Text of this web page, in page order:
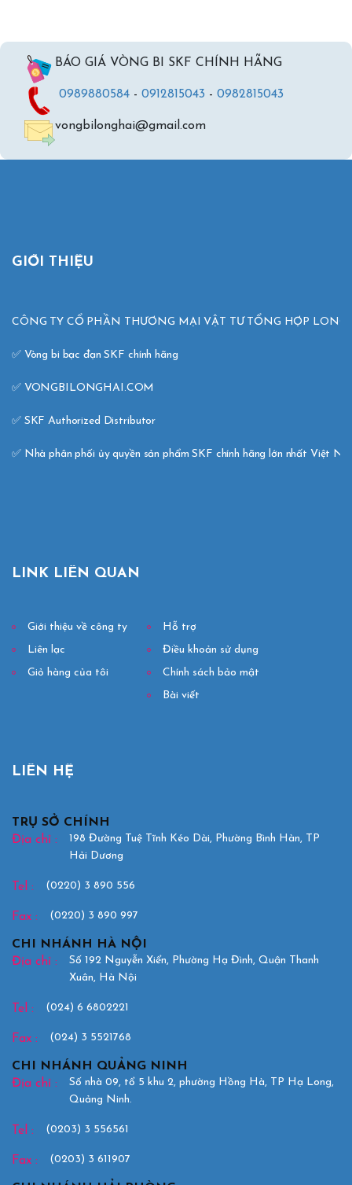
BÁO GIÁ VÒNG BI SKF CHÍNH HÃNG
0989880584 - 0912815043 - 0982815043
vongbilonghai@gmail.com
GIỚI THIỆU
CÔNG TY CỔ PHẦN THƯƠNG MẠI VẬT TƯ TỔNG HỢP LONG
✅ Vòng bi bạc đạn SKF chính hãng
✅ VONGBILONGHAI.COM
✅ SKF Authorized Distributor
✅ Nhà phân phối ủy quyền sản phẩm SKF chính hãng lớn nhất Việt
LINK LIÊN QUAN
Giới thiệu về công ty
Liên lạc
Giỏ hàng của tôi
Hỗ trợ
Điều khoản sử dụng
Chính sách bảo mật
Bài viết
LIÊN HỆ
TRỤ SỞ CHÍNH
Địa chỉ :
198 Đường Tuệ Tĩnh Kéo Dài, Phường Bình Hàn, TP
Hải Dương
Tel : (0220) 3 890 556
Fax : (0220) 3 890 997
CHI NHÁNH HÀ NỘI
Địa chỉ :
Số 192 Nguyễn Xiển, Phường Hạ Đình, Quận Thanh
Xuân, Hà Nội
Tel : (024) 6 6802221
Fax : (024) 3 5521768
CHI NHÁNH QUẢNG NINH
Địa chỉ :
Số nhà 09, tổ 5 khu 2, phường Hồng Hà, TP Hạ Long,
Quảng Ninh.
Tel : (0203) 3 556561
Fax : (0203) 3 611907